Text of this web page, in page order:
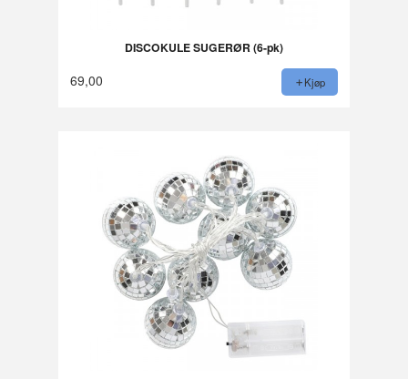
DISCOKULE SUGERØR (6-pk)
69,00 Kjøp